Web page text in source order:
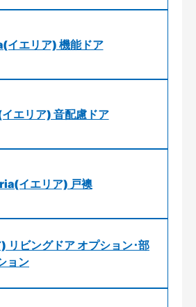
イエリア) 機能ドア
エリア) 音配慮ドア
イエリア) 戸襖
リビングドア オプション･部
ョン